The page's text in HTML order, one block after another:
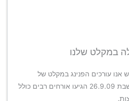
במקלט שלנו
עורכים הפנינג במקלט של
אגודת חובבי החתולים ובשבת 26.9.09 הגיעו אורחים רבים כולל